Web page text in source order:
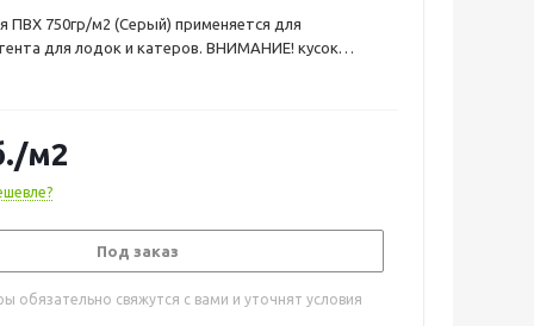
ПВХ 750гр/м2 (Серый) применяется для
для лодок и катеров. ВНИМАНИЕ! кусок
кратно погонному метру ширина рулона
/м2
Под заказ
обязательно свяжутся с вами и уточнят условия